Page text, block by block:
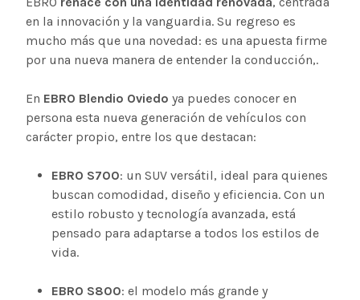
en la innovación y la vanguardia. Su regreso es
mucho más que una novedad: es una apuesta firme
por una nueva manera de entender la conducción,.
En EBRO Blendio Oviedo ya puedes conocer en
persona esta nueva generación de vehículos con
carácter propio, entre los que destacan:
EBRO S700: un SUV versátil, ideal para quienes
buscan comodidad, diseño y eficiencia. Con un
estilo robusto y tecnología avanzada, está
pensado para adaptarse a todos los estilos de
vida.
EBRO S800: el modelo más grande y